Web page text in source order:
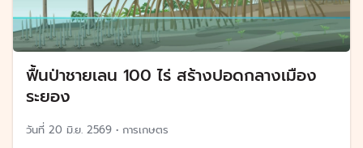
ฟื้นป่าชายเลน 100 ไร่ สร้างปอดกลางเมือง
ระยอง
วันที่ 20 มิ.ย. 2569 • การเกษตร